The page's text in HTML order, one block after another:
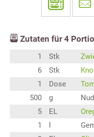
Zutaten für 4
1 Stk
6
Stk
1
Dose
500
g
5
EL
1